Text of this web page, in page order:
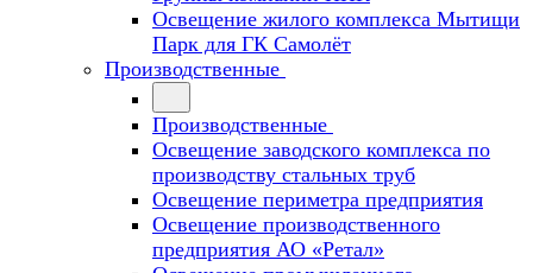
Освещение жилого комплекса Мытищи
Парк для ГК Самолёт
Производственные
Производственные
Освещение заводского комплекса по
производству стальных труб
Освещение периметра предприятия
Освещение производственного
предприятия АО «Ретал»